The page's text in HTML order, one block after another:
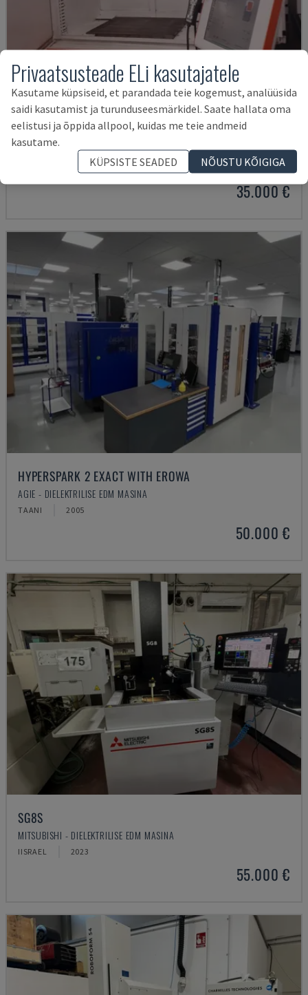
FORM 30
AGIECHARMILLES - DIELEKTRILISE EDM MASINA
2015
35.000 €
HYPERSPARK 2 EXACT WITH EROWA
AGIE - DIELEKTRILISE EDM MASINA
TAANI 2005
50.000 €
SG8S
MITSUBISHI - DIELEKTRILISE EDM MASINA
IISRAEL 2023
55.000 €
Privaatsusteade ELi kasutajatele
Kasutame küpsiseid, et parandada teie kogemust, analüüsida
saidi kasutamist ja turunduseesmärkidel. Saate hallata oma
eelistusi ja õppida allpool, kuidas me teie andmeid
kasutame.
KÜPSISTE SEADED
NÕUSTU KÕIGIGA